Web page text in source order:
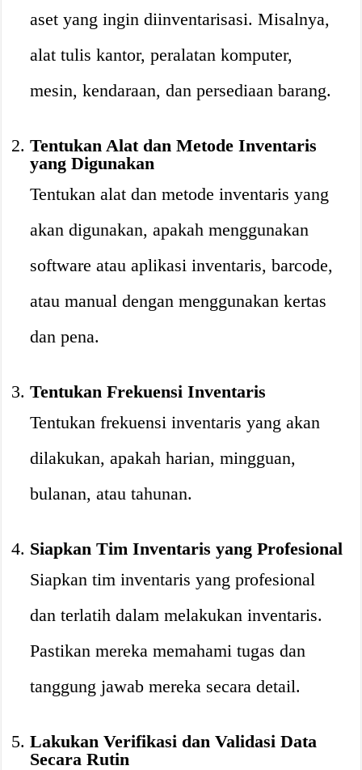
aset yang ingin diinventarisasi. Misalnya,
alat tulis kantor, peralatan komputer,
mesin, kendaraan, dan persediaan barang.
Tentukan Alat dan Metode Inventaris
yang Digunakan
Tentukan alat dan metode inventaris yang
akan digunakan, apakah menggunakan
software atau aplikasi inventaris, barcode,
atau manual dengan menggunakan kertas
dan pena.
Tentukan Frekuensi Inventaris
Tentukan frekuensi inventaris yang akan
dilakukan, apakah harian, mingguan,
bulanan, atau tahunan.
Siapkan Tim Inventaris yang Profesional
Siapkan tim inventaris yang profesional
dan terlatih dalam melakukan inventaris.
Pastikan mereka memahami tugas dan
tanggung jawab mereka secara detail.
Lakukan Verifikasi dan Validasi Data
Secara Rutin